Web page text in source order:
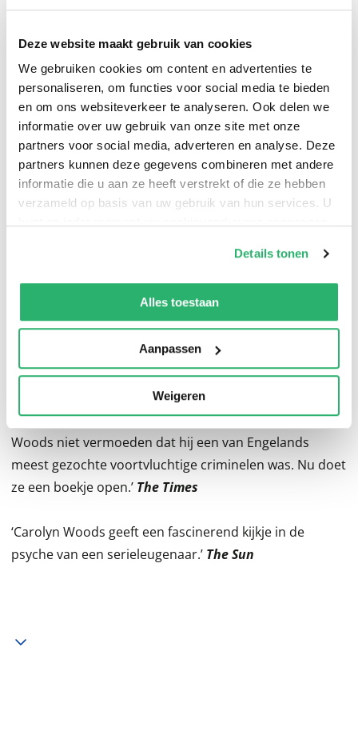
Deze website maakt gebruik van cookies
We gebruiken cookies om content en advertenties te
personaliseren, om functies voor social media te bieden
en om ons websiteverkeer te analyseren. Ook delen we
informatie over uw gebruik van onze site met onze
partners voor social media, adverteren en analyse. Deze
partners kunnen deze gegevens combineren met andere
informatie die u aan ze heeft verstrekt of die ze hebben
verzameld op basis van uw gebruik van hun services. U
kunnen ontvangen en verwerken.
Details tonen
Alles toestaan
Aanpassen
Weigeren
biedt Carolyn gezelschap en introduceert haar in een
spannende, betoverende wereld vol glamour en
avontuur. Maar is dit alles niet te mooi om waar te zijn?
Langzaam ontstaan er scheurtjes in Marks verhaal en
komt Carolyn achter de afschuwelijke waarheid. Om te
beginnen is zijn echte naam Mark Acklom en wordt hij
gezocht door Interpol. En ten tweede heeft hij zijn geld
‘In haar boek onthult Woods hoe ze alles kwijtraakte,
behalve de trouwjurk waarin ze met de “flirterige,
charmante en grappige” Acklom zou trouwen.’
Mail
‘Toen ze voor de charismatische Mark viel, kon Carolyn
Woods niet vermoeden dat hij een van Engelands
meest gezochte voortvluchtige criminelen was. Nu doet
ze een boekje open.’ The Times
‘Carolyn Woods geeft een fascinerend kijkje in de
psyche van een serieleugenaar.’ The Sun